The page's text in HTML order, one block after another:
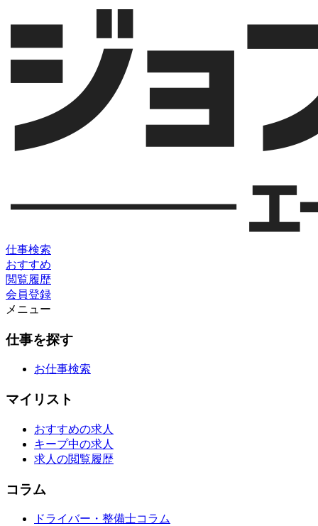
仕事検索
おすすめ
閲覧履歴
会員登録
メニュー
仕事を探す
お仕事検索
マイリスト
おすすめの求人
キープ中の求人
求人の閲覧履歴
コラム
ドライバー・整備士コラム